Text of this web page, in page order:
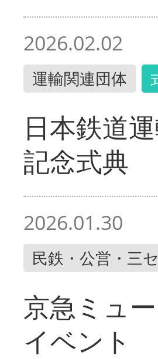
2026.02.02
運輸関連団体
日本鉄道
記念式典
2026.01.30
民鉄・公営・三
京急ミュ
イベント